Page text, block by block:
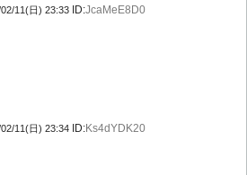
11(日) 23:33 ID:JcaMeE8D0
11(日) 23:34 ID:Ks4dYDK20